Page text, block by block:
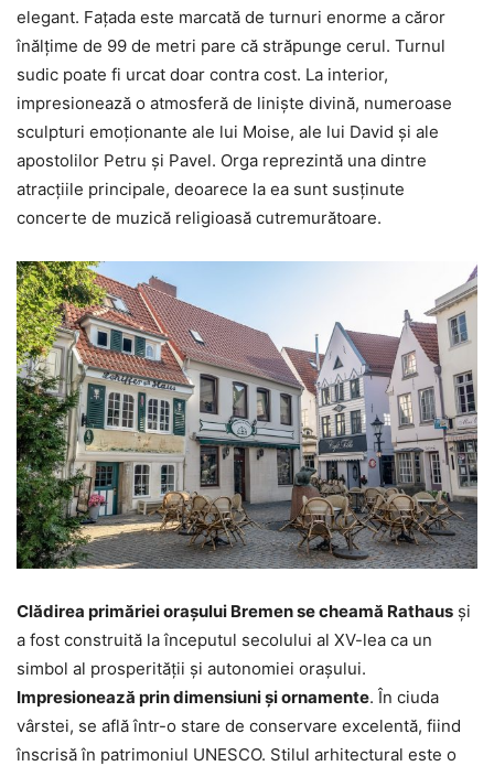
elegant. Fațada este marcată de turnuri enorme a căror
înălțime de 99 de metri pare că străpunge cerul. Turnul
sudic poate fi urcat doar contra cost. La interior,
impresionează o atmosferă de liniște divină, numeroase
sculpturi emoționante ale lui Moise, ale lui David și ale
apostolilor Petru și Pavel. Orga reprezintă una dintre
atracțiile principale, deoarece la ea sunt susținute
concerte de muzică religioasă cutremurătoare.
Clădirea primăriei orașului Bremen se cheamă Rathaus și
a fost construită la începutul secolului al XV-lea ca un
simbol al prosperității și autonomiei orașului.
Impresionează prin dimensiuni și ornamente. În ciuda
vârstei, se află într-o stare de conservare excelentă, fiind
înscrisă în patrimoniul UNESCO. Stilul arhitectural este o